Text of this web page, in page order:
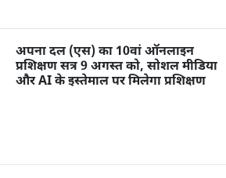
अपना दल (एस) का 10वां ऑनलाइन
प्रशिक्षण सत्र 9 अगस्त को, सोशल मीडिया
और AI के इस्तेमाल पर मिलेगा प्रशिक्षण